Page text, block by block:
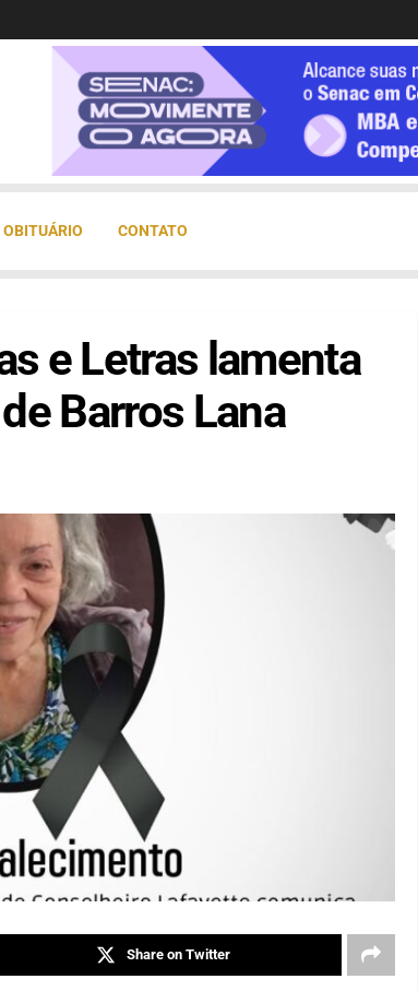
OBITUÁRIO CONTATO
e Letras lamenta
Barros Lana
Share on Twitter